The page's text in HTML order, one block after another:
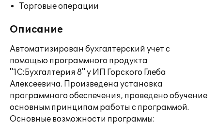
Торговые операции
Описание
Автоматизирован бухгалтерский учет с
помощью программного продукта
"1С:Бухгалтерия 8" у ИП Горского Глеба
Алексеевича. Произведена установка
программного обеспечения, проведено обучение
основным принципам работы с программой.
Основные возможности программы: